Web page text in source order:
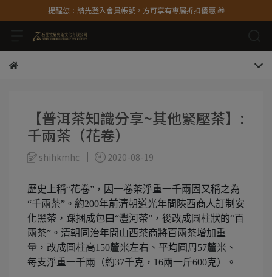
提醒您：請先登入會員帳號，方可享有專屬折扣優惠 🎁
【普洱茶知識分享~其他緊壓茶】:
千兩茶（花卷）
shihkmhc 2020-08-19
歷史上稱“花卷”，因一卷茶淨重一千兩固又稱之為
“千兩茶”。約200年前清朝道光年間陝西商人訂制安
化黑茶，踩捆成包曰“灃河茶”，後改成圓柱狀的“百
兩茶”。清朝同治年間山西茶商將百兩茶增加重
量，改成圓柱高150釐米左右、平均圓周57釐米、
每支淨重一千兩（約37千克，16兩一斤600克）。